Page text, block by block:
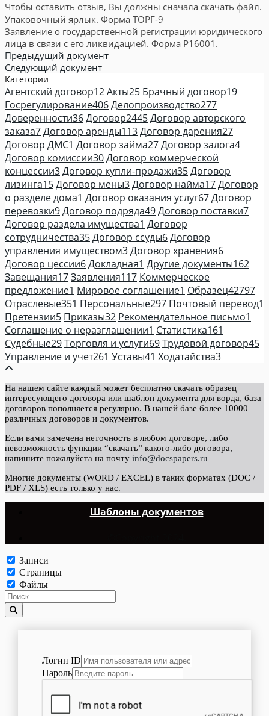
Чтобы оставить отзыв, Вы должны сначала скачать файл.
Упаковочный ярлык. Форма ТОРГ-9
Заявление о государственной регистрации юридического
лица в связи с его ликвидацией. Форма Р16001.
Предыдущий документ
Следующий документ
Категории
Агентский договор12Акты25 Брачный договор19
Госрегулирование406Делопроизводство277
Доверенности36Договор2445Договор авторского
заказа7Договор аренды113Договор дарения27
Договор ДМС1 Договор займа27Договор залога4
Договор комиссии30Договор коммерческой
концессии3Договор купли-продажи35Договор
лизинга15Договор мены3Договор найма17Договор
о разделе дома1 Договор оказания услуг67Договор
перевозки9Договор подряда49Договор поставки7
Договор раздела имущества1 Договор
сотрудничества35Договор ссуды6Договор
управления имуществом3Договор хранения6
Договор цессии6Докладная1 Другие документы162
Завещания17Заявления117 Коммерческое
предложение1 Мировое соглашение1 Образец42797
Отраслевые351 Персональные297 Почтовый перевод1
Претензии5 Приказы32 Рекомендательное письмо1
Соглашение о неразглашении1 Статистика161
Судебные29Торговля и услуги69Трудовой договор45
Управление и учет261 Уставы41 Ходатайства3
На нашем сайте каждый может бесплатно скачать образец
интересующего договора или шаблон документа для ворда, база
договоров пополняется регулярно. В нашей базе более 10000
различных договоров и документов.
Если вами замечена неточность в любом договоре, либо
невозможность функции “скачать” какого-либо договора,
напишите пожалуйста на почту info@docspapers.ru
Многие документы (WORD / EXCEL) в таких форматах (DOC /
PDF / XLS) есть только у нас.
Шаблоны документов
Записи
Страницы
Файлы
Логин ID
Пароль